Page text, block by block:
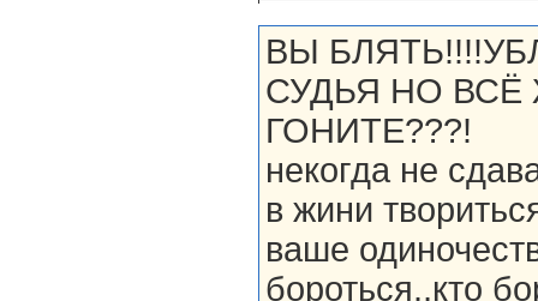
ВЫ
СУДЬЯ НО ВСЁ
ГОНИТЕ???!
некогда не
в жини
ваше
бороться.,кто